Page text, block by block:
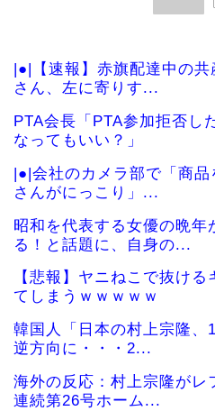
|●|【速報】赤旗配達中の
さん、左に寄りす...
PTA会長「PTA参加拒否し
なってもいい？」
|●|会社のカメラ部で「商
さんがにっこり」...
昭和を代表する女優の晩年
る！と話題に、自身の...
【悲報】ヤニねこで抜け
てしまうｗｗｗｗｗ
韓国人「日本の村上宗隆、
逆方向に・・・2...
海外の反応：村上宗隆がレ
連続第26号ホーム...